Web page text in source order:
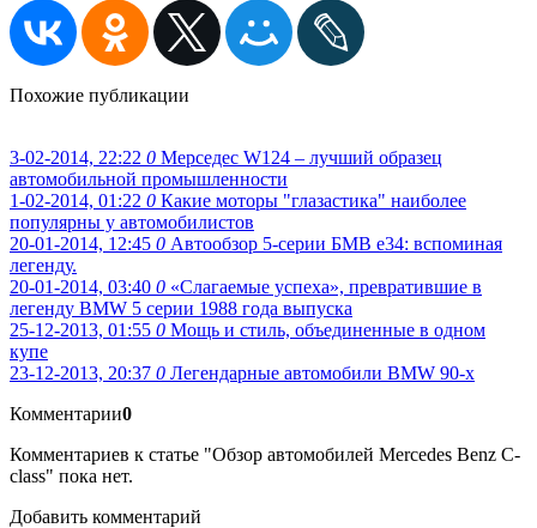
Похожие публикации
3-02-2014, 22:22 0 Мерседес W124 – лучший образец
автомобильной промышленности
1-02-2014, 01:22 0 Какие моторы "глазастика" наиболее
популярны у автомобилистов
20-01-2014, 12:45 0 Автообзор 5-серии БМВ е34: вспоминая
легенду.
20-01-2014, 03:40 0 «Слагаемые успеха», превратившие в
легенду BMW 5 серии 1988 года выпуска
25-12-2013, 01:55 0 Мощь и стиль, объединенные в одном
купе
23-12-2013, 20:37 0 Легендарные автомобили BMW 90-х
Комментарии0
Комментариев к статье "Обзор автомобилей Mercedes Benz С-
class" пока нет.
Добавить комментарий